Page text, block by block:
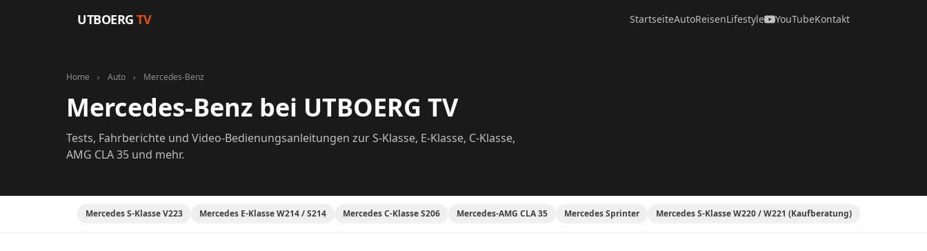
UTBOERGTV StartseiteAutoReisenLifestyle YouTubeKontakt
Home › Auto › Mercedes-Benz
Mercedes-Benz bei UTBOERG TV
Tests, Fahrberichte und Video-Bedienungsanleitungen zur S-Klasse, E-Klasse, C-Klasse,
AMG CLA 35 und mehr.
Mercedes S-Klasse V223 Mercedes E-Klasse W214 / S214 Mercedes C-Klasse S206 Mercedes-AMG CLA 35 Mercedes Sprinter Mercedes S-Klasse W220 / W221 (Kaufberatung)